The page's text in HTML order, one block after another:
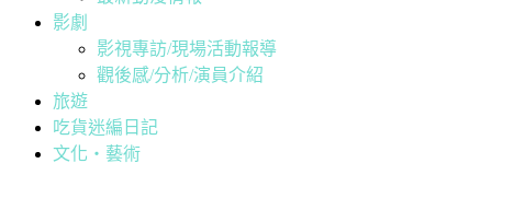
影劇
影視專訪/現場活動報導
觀後感/分析/演員介紹
旅遊
吃貨迷編日記
文化・藝術